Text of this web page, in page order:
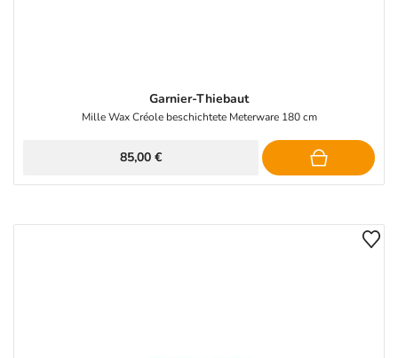
Garnier-Thiebaut
Mille Wax Créole beschichtete Meterware 180 cm
85,00 €